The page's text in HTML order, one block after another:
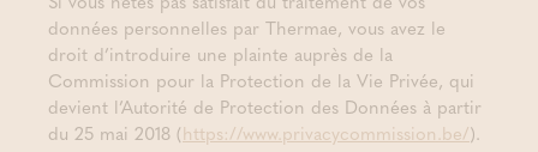
données personnelles par Thermae, vous avez le
droit d’introduire une plainte auprès de la
Commission pour la Protection de la Vie Privée, qui
devient l’Autorité de Protection des Données à partir
du 25 mai 2018 (https://www.privacycommission.be/).